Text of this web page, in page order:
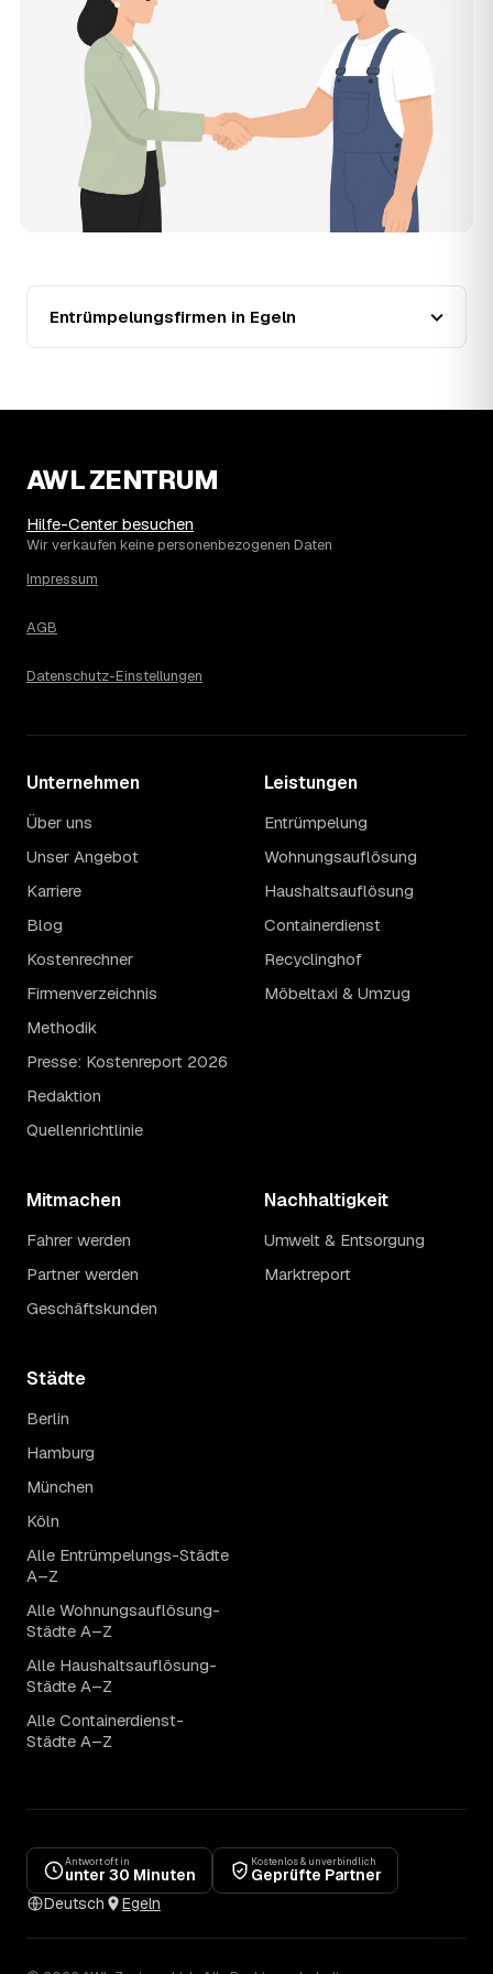
Wohnung in Egeln?
Für eine durchschnittliche Wohnung mit rund 65 m² liegen
die Kosten in Egeln bei etwa 1.840 €, das entspricht im
Schnitt rund 30,1 € je Quadratmeter. Zugänglichkeit
(Etage, Aufzug), Menge und Sperrmüllanteil verschieben
den Preis nach oben oder unten — den genauen
Festpreis nennt Ihnen der Entrümpler nach kurzer
Beschreibung.
Werden Entrümpelungen in Egeln in Zukunft
teurer?
%), mit dem bisherigen Höchststand im Jahr 2021. Eine
zeigen: Wer frühzeitig anfragt, sichert sich das aktuelle
Preisniveau als Festpreis — unabhängig davon, wie sich
Zugänglichkeit: Ein einzelner Keller oder Dachboden liegt
eher am unteren Ende, eine voll möblierte Wohnung mit
Etage ohne Aufzug oder viel Sperrmüll eher am oberen.
Auch anrechenbare Wertgegenstände oder ein hoher
Betrag für Ihren Fall erfahren Sie erst nach einer kurzen,
Entrümpelungsfirmen in Egeln
AWL ZENTRUM
Hilfe-Center besuchen
Wir verkaufen keine personenbezogenen Daten
Impressum
AGB
Datenschutz-Einstellungen
Unternehmen
Über uns
Unser Angebot
Karriere
Blog
Kostenrechner
Firmenverzeichnis
Methodik
Presse: Kostenreport 2026
Redaktion
Quellenrichtlinie
Leistungen
Entrümpelung
Wohnungsauflösung
Haushaltsauflösung
Containerdienst
Recyclinghof
Möbeltaxi & Umzug
Mitmachen
Fahrer werden
Partner werden
Geschäftskunden
Nachhaltigkeit
Umwelt & Entsorgung
Marktreport
Städte
Berlin
Hamburg
München
Köln
Alle Entrümpelungs-Städte
A–Z
Alle Wohnungsauflösung-
Städte A–Z
Alle Haushaltsauflösung-
Städte A–Z
Alle Containerdienst-
Städte A–Z
Antwort oft in
unter 30 Minuten
Kostenlos & unverbindlich
Geprüfte Partner
Deutsch
Egeln